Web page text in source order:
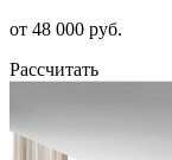
от 48 000 руб.
Рассчитать